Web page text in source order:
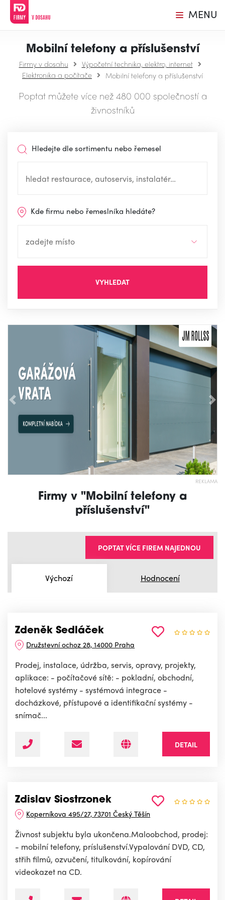
MENU
Mobilní telefony a příslušenství
Firmy v dosahu
Výpočetní technika, elektro, internet
Elektronika a počítače
Mobilní telefony a příslušenství
Poptat můžete více než 480 000 společností a
živnostníků
Hledejte dle sortimentu nebo řemesel
Kde firmu nebo řemeslníka hledáte?
VYHLEDAT
Předchozí
REKLAMA
Firmy v "Mobilní telefony a
příslušenství"
Výchozí Hodnocení
POPTAT VÍCE FIREM NAJEDNOU
Zdeněk Sedláček
Družstevní ochoz 28, 14000 Praha
Prodej, instalace, údržba, servis, opravy, projekty,
aplikace: - počítačové sítě: - pokladní, obchodní,
hotelové systémy - systémová integrace -
docházkové, přístupové a identifikační systémy -
snímač...
DETAIL
Zdislav Siostrzonek
Koperníkova 495/27, 73701 Český Těšín
Živnost subjektu byla ukončena.Maloobchod, prodej:
- mobilní telefony, príslušenství.Vypalování DVD, CD,
střih filmů, ozvučení, titulkování, kopírování
videokazet na CD.